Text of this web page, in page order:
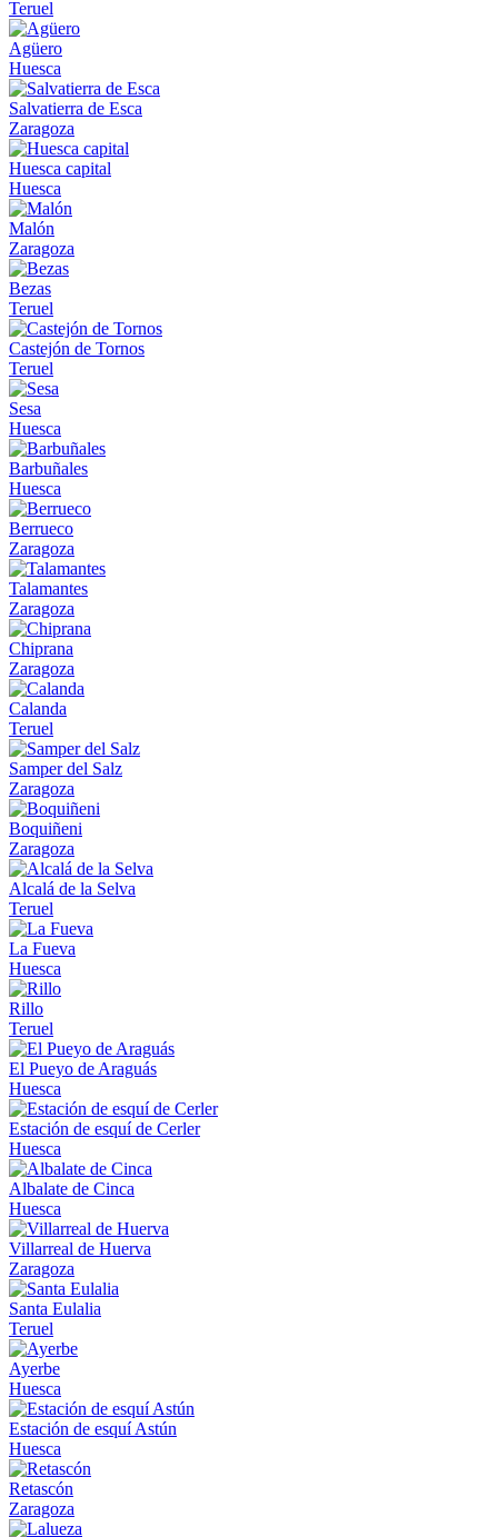
Teruel
Agüero
Huesca
Salvatierra de Esca
Zaragoza
Huesca capital
Huesca
Malón
Zaragoza
Bezas
Teruel
Castejón de Tornos
Teruel
Sesa
Huesca
Barbuñales
Huesca
Berrueco
Zaragoza
Talamantes
Zaragoza
Chiprana
Zaragoza
Calanda
Teruel
Samper del Salz
Zaragoza
Boquiñeni
Zaragoza
Alcalá de la Selva
Teruel
La Fueva
Huesca
Rillo
Teruel
El Pueyo de Araguás
Huesca
Estación de esquí de Cerler
Huesca
Albalate de Cinca
Huesca
Villarreal de Huerva
Zaragoza
Santa Eulalia
Teruel
Ayerbe
Huesca
Estación de esquí Astún
Huesca
Retascón
Zaragoza